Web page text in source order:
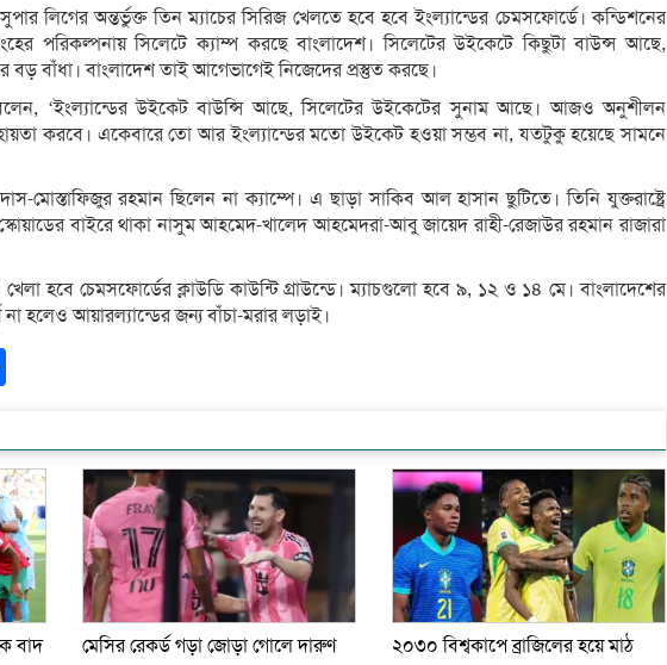
লিগের অন্তর্ভুক্ত তিন ম্যাচের সিরিজ খেলতে হবে হবে ইংল্যান্ডের চেমসফোর্ডে। কন্ডিশনের
পরিকল্পনায় সিলেটে ক্যাম্প করছে বাংলাদেশ। সিলেটের উইকেটে কিছুটা বাউন্স আছে,
বড় বাঁধা। বাংলাদেশ তাই আগেভাগেই নিজেদের প্রস্তুত করছে।
‘ইংল্যান্ডের উইকেট বাউন্সি আছে, সিলেটের উইকেটের সুনাম আছে। আজও অনুশীলন
করবে। একেবারে তো আর ইংল্যান্ডের মতো উইকেট হওয়া সম্ভব না, যতটুকু হয়েছে সামনে
মোস্তাফিজুর রহমান ছিলেন না ক্যাম্পে। এ ছাড়া সাকিব আল হাসান ছুটিতে। তিনি যুক্তরাষ্ট্রে
বাইরে থাকা নাসুম আহমেদ-খালেদ আহমেদরা-আবু জায়েদ রাহী-রেজাউর রহমান রাজারা
হবে চেমসফোর্ডের ক্লাউডি কাউন্টি গ্রাউন্ডে। ম্যাচগুলো হবে ৯, ১২ ও ১৪ মে। বাংলাদেশের
হলেও আয়ারল্যান্ডের জন্য বাঁচা-মরার লড়াই।
বাদ
মেসির রেকর্ড গড়া জোড়া গোলে দারুণ
২০৩০ বিশ্বকাপে ব্রাজিলের হয়ে মাঠ